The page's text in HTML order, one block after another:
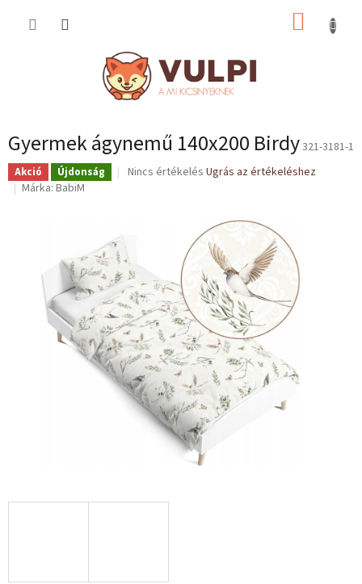
KOSÁR
Gyermek ágynemű 140x200 Birdy321-3181-1
Akció Újdonság
A
ből
0,0
csillag.
Nincs értékelés Ugrás az értékeléshez
Márka: BabiM